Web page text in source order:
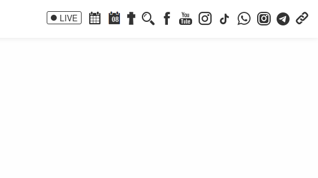
LIVE 08